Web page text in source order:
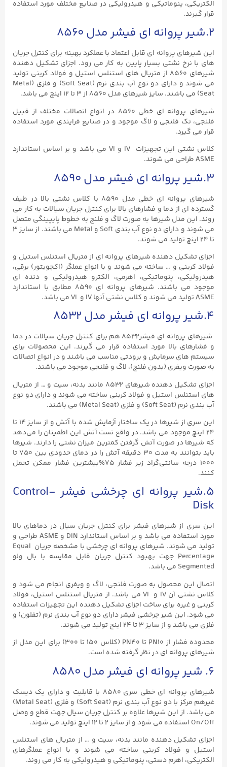
الکتریکی، پنوماتیکی و هیدرولیکی در صنایع مختلف مورد استفاده
قرار گیرند.
۲.شیر پروانه ای فیشر مدل ۸۵۶۰
این شیرهای پروانه ای قابل اعتماد با عملکرد بهینه برای کنترل جریان
های با نرخ نشتی بسیار پایین به کار می رود. اجزای تشکیل دهنده
شیرهای ۸۵۶۰ از متریال های استنلس استیل و فولاد کربنی تولید
می شوند و دارای دو نوع آب بندی نرم (Soft Seat) و فلزی (Metal
Seat) می باشند. سایز شیرهای مدل ۸۵۶۰ از ۳ تا ۱۲ اینچ می باشد.
شیرهای پروانه ای خطی ۸۵۶۰ در انواع اتصالات مختلف از قبیل
فلنجی، تک فلنجی و لاگ موجود و در صنایع فرایندی مورد استفاده
قرار می گیرد.
کلاس نشتی این تجهیزات IV و VI می باشد و بر اساس استاندارد
ASME طراحی می شوند.
۳.شیر پروانه ای فیشر مدل ۸۵۹۰
شیرهای پروانه ای خطی مدل ۸۵۹۰ با کلاس نشتی بالا در طیف
گسترده ای از دما و فشارهای بالا برای کنترل جریان سیالات به کار می
روند. این مدل شیرها به صورت لاگ و فلنج به خطوط پایپینگی متصل
می شوند و دارای دو نوع آب بندی Soft و Metal می باشند. از سایز ۳
تا ۲۴ اینچ تولید می شوند.
اجزای تشکیل دهنده شیرهای پروانه ای از متریال استنلس استیل و
فولاد کربنی و … ساخته می شوند و با انواع عملگر (اکچویتور) برقی،
هیدرولیکی، پنوماتیکی، اهرمی، الکترو هیدرولیکی و دنده ای
موجود می باشند. شیرهای پروانه ای ۸۵۹۰ مطابق با استاندارد
ASME تولید می شوند و کلاس نشتی آنها IV و VI می باشد.
۴.شیر پروانه ای فیشر مدل ۸۵۳۲
شیرهای پروانه ای فیشر8532 هم برای کنترل جریان سیالات در دما
و فشارهای بالا مورد استفاده قرار می گیرند. این محصولات برای
سیستم های سرمایش و برودتی مناسب می باشند و در انواع اتصالات
به صورت ویفری (بدون فلنج)، لاگ و فلنجی موجود می باشند.
اجزای تشکیل دهنده شیرهای ۸۵۳۲ مانند بدنه، سیت و … از متریال
های استنلس استیل و فولاد کربنی ساخته می شوند و دارای دو نوع
آب بندی نرم (Soft Seat) و فلزی (Metal Seat) می باشند.
این سری از شیرها در یک ساختار آزمایش شده با آتش و از سایز ۱۴ تا
۲۴ اینچ موجود می باشد. در واقع تست آتش این اطمینان را می‌دهد
که شیرها در صورت آتش گرفتن کمترین میزان نشتی را دارند. شیرها
باید بتوانند به مدت ۳۰ دقیقه آتش را در دمای حدودی بین ۷۵۰ تا
۱۰۰۰ درجه سانتی‌گراد زیر فشار ۷۵%بیشترین فشار ممکن تحمل
کنند.
۵.شیر پروانه ای چرخشی فیشر Control-
Disk
این سری از شیرهای فیشر برای کنترل جریان سیال در دماهای بالا
مورد استفاده می باشد و بر اساس استاندارد DIN و ASME طراحی و
تولید می شوند. شیرهای پروانه ای چرخشی با مشخصه جریان Equal
Percentage جهت بهبود کنترل جریان قابل مقایسه با بال ولو
Segmented می باشد.
اتصال این محصول به صورت فلنجی، لاگ و ویفری انجام می شود و
کلاس نشتی آن IV و VI می باشد. از متریال استنلس استیل، فولاد
کربنی و غیره برای ساخت اجزای تشکیل دهنده این تجهیزات استفاده
می شود. این شیر چرخشی فیشر دارای دو نوع آب بندی نرم (تفلون) و
فلزی می باشد و از سایز ۳ تا ۲۴ اینچ تولید می شوند.
محدوده فشار از PN10 تا PN40 (کلاس ۱۵۰ تا ۳۰۰) برای این مدل از
شیرهای پروانه ای در نظر گرفته شده است.
۶. شیر پروانه ای فیشر مدل ۸۵۸۰
شیرهای پروانه ای خطی سری ۸۵۸۰ با قابلیت و دارای یک دیسک
غیرهم مرکز با دو نوع آب بندی نرم (Soft Seat) و فلزی (Metal Seat)
می باشد. از این شیرها علاوه بر کنترل جریان سیال جهت قطع و وصل
On/Off استفاده می شود و از سایز ۲ تا ۱۲ اینچ تولید می شوند.
اجزای تشکیل دهنده مانند بدنه، سیت و … از متریال های استنلس
استیل و فولاد کربنی ساخته می شوند و با انواع عملگرهای
الکتریکی، اهرم دستی، پنوماتیکی و هیدرولیکی به کار می روند.